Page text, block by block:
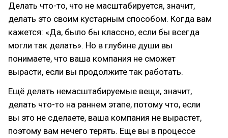
Делать что-то, что не масштабируется, значит,
делать это своим кустарным способом. Когда вам
кажется: «Да, было бы классно, если бы всегда
могли так делать». Но в глубине души вы
понимаете, что ваша компания не сможет
вырасти, если вы продолжите так работать.
Ещё делать немасштабируемые вещи, значит,
делать что-то на раннем этапе, потому что, если
вы это не сделаете, ваша компания не вырастет,
поэтому вам нечего терять. Еще вы в процессе